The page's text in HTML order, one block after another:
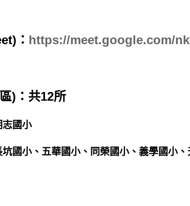
： https://meet.google.com/
)：共12所
志國小
國小、五華國小、同榮國小、義學國小